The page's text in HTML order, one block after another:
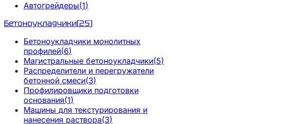
Автогрейдеры(1)
Бетоноукладчики(25)
Бетоноукладчики монолитных
профилей(6)
Магистральные бетоноукладчики(5)
Распределители и перегружатели
бетонной смеси(3)
Профилировщики подготовки
основания(1)
Машины для текстурирования и
нанесения раствора(3)